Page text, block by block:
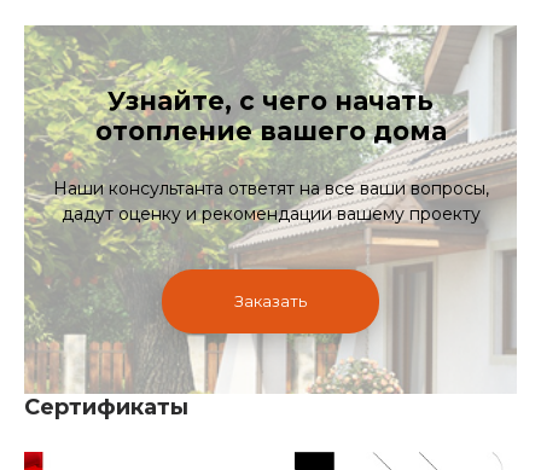
Узнайте, с чего начать
отопление вашего дома
Наши консультанта ответят на все ваши вопросы,
дадут оценку и рекомендации вашему проекту
Заказать
Сертификаты